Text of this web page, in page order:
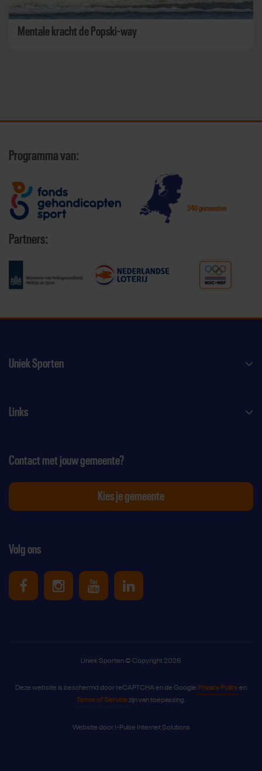
Mentale kracht de Popski-way
Programma van:
340 gemeenten
Partners:
Uniek Sporten
Links
Volg ons
Uniek Sporten op Facebook
Uniek Sporten op Instagram
Uniek Sporten op Youtube
Uniek Sporten op
Contact met jouw gemeente?
Kies je gemeente
Uniek Sporten © Copyright 2026
Deze website is beschermd door reCAPTCHA en de Google Privacy Policyen
Terms of Servicezijn van toepassing.
Website door I-Pulse Internet Solutions